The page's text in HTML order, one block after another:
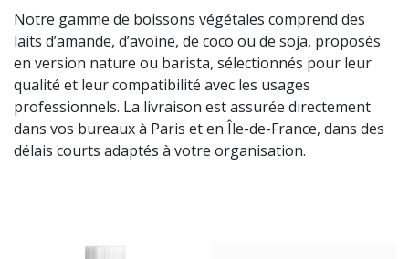
Notre gamme de boissons végétales comprend des
laits d’amande, d’avoine, de coco ou de soja, proposés
en version nature ou barista, sélectionnés pour leur
qualité et leur compatibilité avec les usages
professionnels. La livraison est assurée directement
dans vos bureaux à Paris et en Île-de-France, dans des
délais courts adaptés à votre organisation.